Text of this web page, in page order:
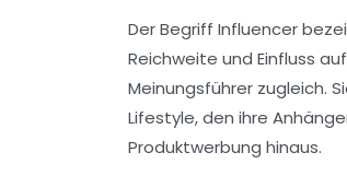
Der Begriff Influencer
Reichweite und Einfluss
Meinungsführer zugleich.
Lifestyle, den ihre
Produktwerbung hinaus.